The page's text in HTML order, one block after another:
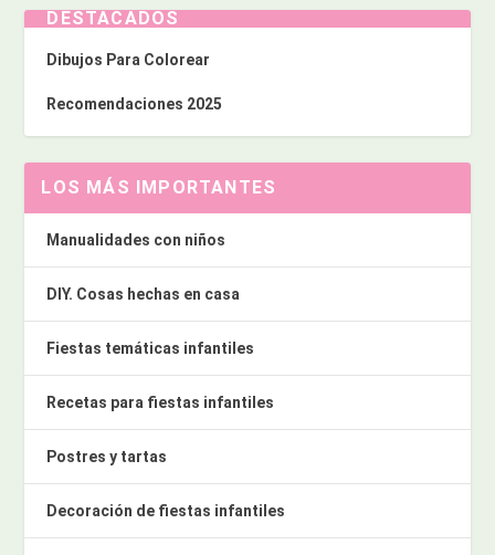
DESTACADOS
Dibujos Para Colorear
Recomendaciones 2025
LOS MÁS IMPORTANTES
Manualidades con niños
DIY. Cosas hechas en casa
Fiestas temáticas infantiles
Recetas para fiestas infantiles
Postres y tartas
Decoración de fiestas infantiles